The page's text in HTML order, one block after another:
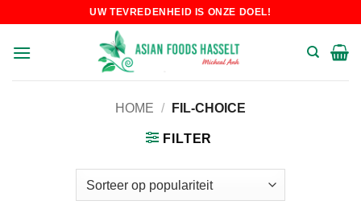
content
UW TEVREDENHEID IS ONZE DOEL!
HOME / FIL-CHOICE
FILTER